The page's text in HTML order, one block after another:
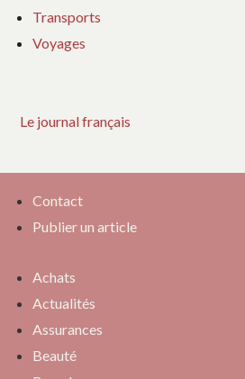
Transports
Voyages
Le journal français
Contact
Publier un article
Achats
Actualités
Assurances
Beauté